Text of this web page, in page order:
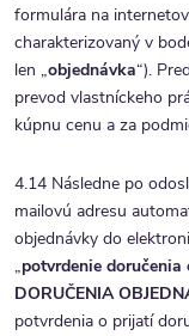
formulára na
charakterizovaný v
len „objednávka“).
prevod vlastníckeho
kúpnu cenu a za
4.14 Následne po
mailovú adresu
objednávky do
„potvrdenie doručenia
DORUČENIA
potvrdenia o prijatí